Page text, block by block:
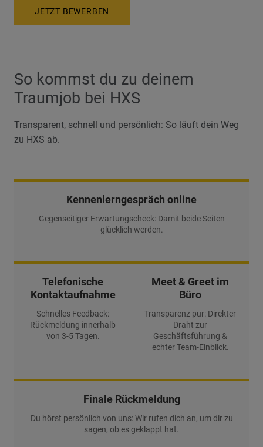
JETZT BEWERBEN
So kommst du zu deinem
Traumjob bei HXS
Transparent, schnell und persönlich: So läuft dein Weg
zu HXS ab.
Kennenlerngespräch online
Gegenseitiger Erwartungscheck: Damit beide Seiten
glücklich werden.
Telefonische
Kontaktaufnahme
Schnelles Feedback:
Rückmeldung innerhalb
von 3-5 Tagen.
Meet & Greet im
Büro
Transparenz pur: Direkter
Draht zur
Geschäftsführung &
echter Team-Einblick.
Finale Rückmeldung
Du hörst persönlich von uns: Wir rufen dich an, um dir zu
sagen, ob es geklappt hat.